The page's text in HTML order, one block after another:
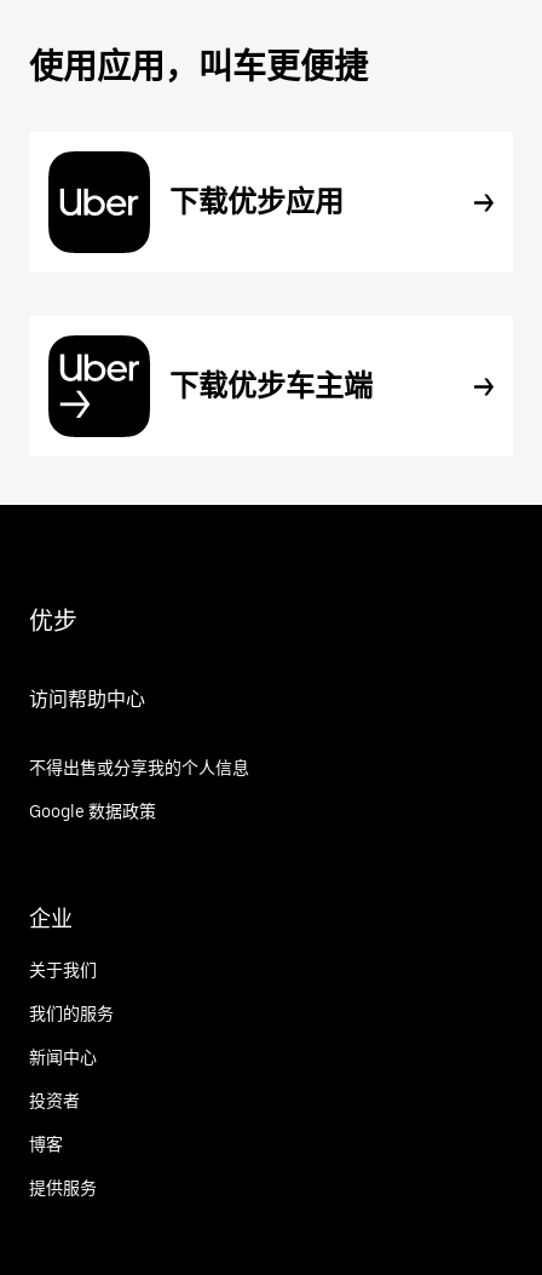
使用应用，叫车更便捷
下载优步应用
下载优步车主端
优步
访问帮助中心
不得出售或分享我的个人信息
Google 数据政策
企业
关于我们
我们的服务
新闻中心
投资者
博客
提供服务